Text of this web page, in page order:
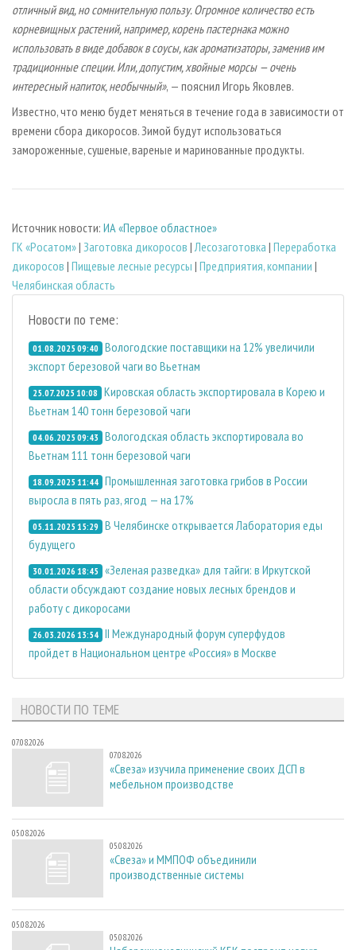
отличный вид, но сомнительную пользу. Огромное количество есть
корневищных растений, например, корень пастернака можно
использовать в виде добавок в соусы, как ароматизаторы, заменив им
традиционные специи. Или, допустим, хвойные морсы — очень
интересный напиток, необычный», — пояснил Игорь Яковлев.
Известно, что меню будет меняться в течение года в зависимости от
времени сбора дикоросов. Зимой будут использоваться
замороженные, сушеные, вареные и маринованные продукты.
Источник новости: ИА «Первое областное»
ГК «Росатом»| Заготовка дикоросов |Лесозаготовка | Переработка
дикоросов | Пищевые лесные ресурсы | Предприятия, компании |
Челябинская область
Новости по теме:
01.08.2025 09:40 Вологодские поставщики на 12% увеличили
экспорт березовой чаги во Вьетнам
25.07.2025 10:08 Кировская область экспортировала в Корею и
Вьетнам 140 тонн березовой чаги
04.06.2025 09:43 Вологодская область экспортировала во
Вьетнам 111 тонн березовой чаги
18.09.2025 11:44 Промышленная заготовка грибов в России
выросла в пять раз, ягод — на 17%
05.11.2025 15:29 В Челябинске открывается Лаборатория еды
будущего
30.01.2026 18:45 «Зеленая разведка» для тайги: в Иркутской
области обсуждают создание новых лесных брендов и
работу с дикоросами
26.03.2026 13:54 II Международный форум суперфудов
пройдет в Национальном центре «Россия» в Москве
НОВОСТИ ПО ТЕМЕ
07.08.2026
07.08.2026
«Свеза» изучила применение своих ДСП в
мебельном производстве
05.08.2026
05.08.2026
«Свеза» и ММПОФ объединили
производственные системы
05.08.2026
05.08.2026